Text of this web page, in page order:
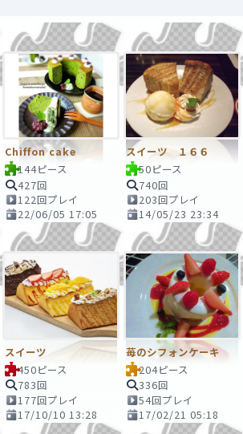
Chiffon cake
144ピース
427回
122回プレイ
22/06/05 17:05
スイーツ １６６
50ピース
740回
203回プレイ
14/05/23 23:34
スイーツ
450ピース
783回
177回プレイ
17/10/10 13:28
苺のシフォンケーキ
204ピース
336回
54回プレイ
17/02/21 05:18